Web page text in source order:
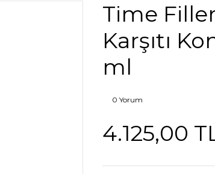
Time Filler
Karşıtı
ml
0 Yorum
4.125,00